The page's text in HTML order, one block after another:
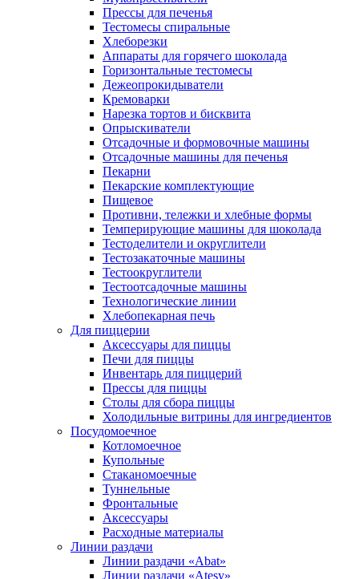
Прессы для печенья
Тестомесы спиральные
Хлеборезки
Аппараты для горячего шоколада
Горизонтальные тестомесы
Дежеопрокидыватели
Кремоварки
Нарезка тортов и бисквита
Опрыскиватели
Отсадочные и формовочные машины
Отсадочные машины для печенья
Пекарни
Пекарские комплектующие
Пищевое
Противни, тележки и хлебные формы
Темперирующие машины для шоколада
Тестоделители и округлители
Тестозакаточные машины
Тестоокруглители
Тестоотсадочные машины
Технологические линии
Хлебопекарная печь
Для пиццерии
Аксессуары для пиццы
Печи для пиццы
Инвентарь для пиццерий
Прессы для пиццы
Столы для сбора пиццы
Холодильные витрины для ингредиентов
Посудомоечное
Котломоечное
Купольные
Стаканомоечные
Туннельные
Фронтальные
Аксессуары
Расходные материалы
Линии раздачи
Линии раздачи «Abat»
Линии раздачи «Atesy»